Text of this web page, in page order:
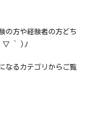
の方や経験者の方どち
´ ▽ ` )ﾉ
なるカテゴリからご覧